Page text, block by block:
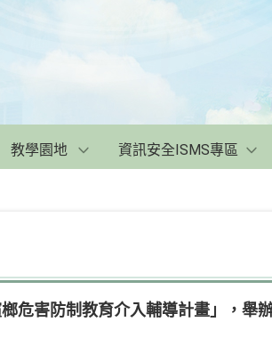
教學園地 資訊安全ISMS專區
危害防制教育介入輔導計畫」，舉